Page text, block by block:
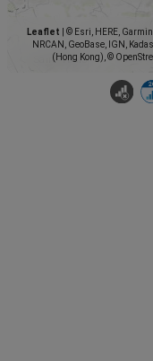
Leaflet
© Esri, HERE,
NRCAN, GeoBase, IGN,
(Hong Kong), ©